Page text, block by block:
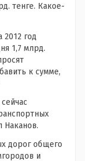
тенге. Какое-
2012 год
1,7 млрд.
к сумме,
Наканов.
дорог общего
и